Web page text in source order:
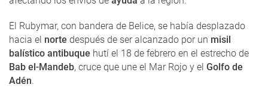
El Rubymar, con bandera de Belice, se había desplazado
hacia el norte después de ser alcanzado por un misil
balístico antibuque hutí el 18 de febrero en el estrecho de
Bab el-Mandeb, cruce que une el Mar Rojo y el Golfo de
Adén.